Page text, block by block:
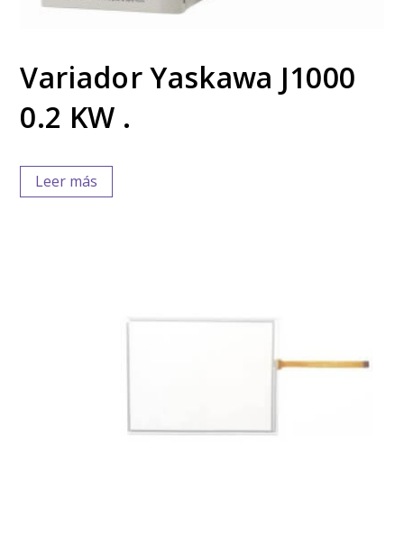
Variador Yaskawa J1000
0.2 KW .
Leer más